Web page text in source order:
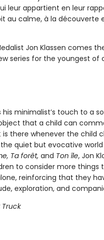
leur appartient en leur
au calme, à la découverte
Jon Klassen comes
series for the youngest of
his minimalist’s touch to a
that a child can
there whenever the child
quiet but evocative
Ta forêt, and Ton île, Jon
to consider more things
reinforcing that they
exploration, and
Truck